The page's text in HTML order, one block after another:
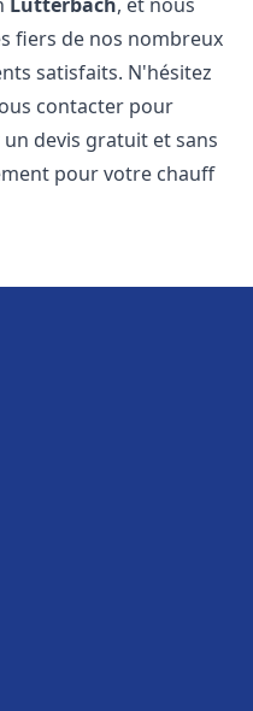
fiers de nos nombreux
satisfaits. N'hésitez
contacter pour
devis gratuit et sans
pour votre chauff